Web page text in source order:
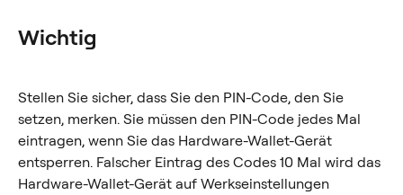
Wichtig
Stellen Sie sicher, dass Sie den PIN-Code, den Sie
setzen, merken. Sie müssen den PIN-Code jedes Mal
eintragen, wenn Sie das Hardware-Wallet-Gerät
entsperren. Falscher Eintrag des Codes 10 Mal wird das
Hardware-Wallet-Gerät auf Werkseinstellungen